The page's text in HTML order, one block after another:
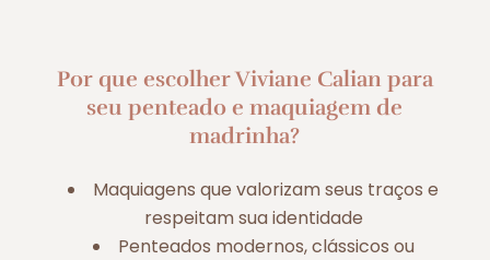
Por que escolher Viviane Calian para
seu penteado e maquiagem de
madrinha?
Maquiagens que valorizam seus traços e
respeitam sua identidade
Penteados modernos, clássicos ou